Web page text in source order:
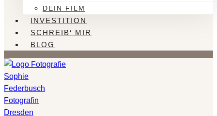
DEIN FILM
INVESTITION
SCHREIB‘ MIR
BLOG